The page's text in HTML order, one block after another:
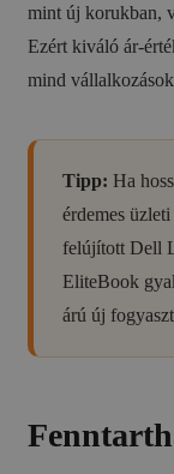
mint új korukban,
Ezért kiváló ár-
mind
Tipp: Ha
érdemes
felújított Dell
EliteBook
árú új